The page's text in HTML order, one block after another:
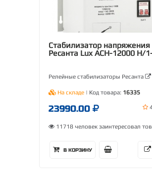
Стабилизатор напряжения
Ресанта Lux АСН-12000 Н/
Релейные стабилизаторы Ресанта
На складе | Код товара: 16335
23990.00
11718 человек заинтересовал
В КОРЗИНУ